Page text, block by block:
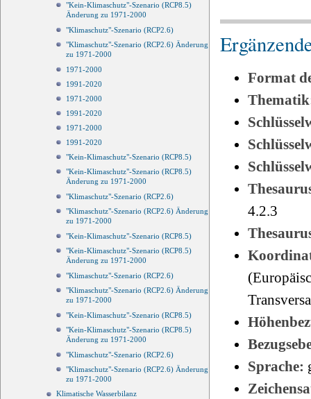
"Kein-Klimaschutz"-Szenario (RCP8.5)
Änderung zu 1971-2000
"Klimaschutz"-Szenario (RCP2.6)
"Klimaschutz"-Szenario (RCP2.6) Änderung
zu 1971-2000
1971-2000
1991-2020
1971-2000
1991-2020
1971-2000
1991-2020
"Kein-Klimaschutz"-Szenario (RCP8.5)
"Kein-Klimaschutz"-Szenario (RCP8.5)
Änderung zu 1971-2000
"Klimaschutz"-Szenario (RCP2.6)
"Klimaschutz"-Szenario (RCP2.6) Änderung
zu 1971-2000
"Kein-Klimaschutz"-Szenario (RCP8.5)
"Kein-Klimaschutz"-Szenario (RCP8.5)
Änderung zu 1971-2000
"Klimaschutz"-Szenario (RCP2.6)
"Klimaschutz"-Szenario (RCP2.6) Änderung
zu 1971-2000
"Kein-Klimaschutz"-Szenario (RCP8.5)
"Kein-Klimaschutz"-Szenario (RCP8.5)
Änderung zu 1971-2000
"Klimaschutz"-Szenario (RCP2.6)
"Klimaschutz"-Szenario (RCP2.6) Änderung
zu 1971-2000
Klimatische Wasserbilanz
Format
4.2.3
Sprache: